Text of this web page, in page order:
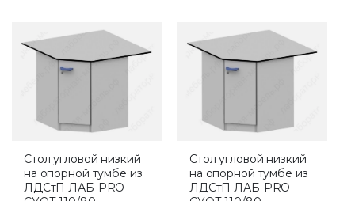
Стол угловой низкий
на опорной тумбе из
ЛДСтП ЛАБ-PRO
Стол угловой низкий
на опорной тумбе из
ЛДСтП ЛАБ-PRO